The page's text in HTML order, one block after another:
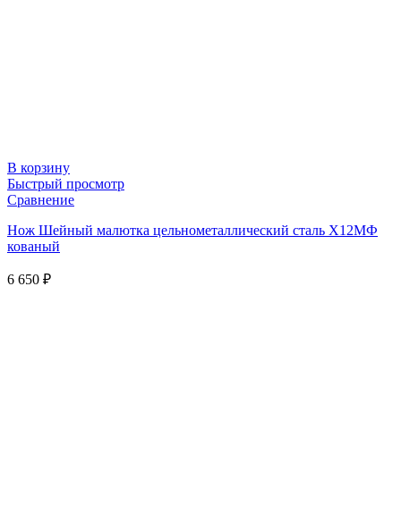
В корзину
Быстрый просмотр
Сравнение
Нож Шейный малютка цельнометаллический сталь Х12МФ
кованый
6 650 ₽